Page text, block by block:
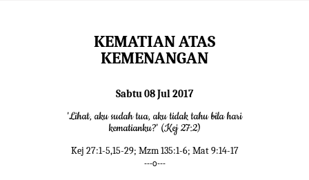
KEMATIAN ATAS
KEMENANGAN
Sabtu 08 Jul 2017
'Lihat, aku sudah tua, aku tidak tahu bila hari
kematianku?' (Kej 27:2)
Kej 27:1-5,15-29; Mzm 135:1-6; Mat 9:14-17
---o---